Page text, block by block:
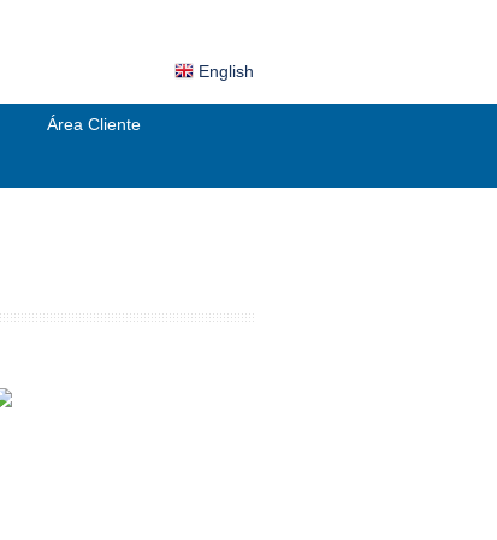
English
Área Cliente